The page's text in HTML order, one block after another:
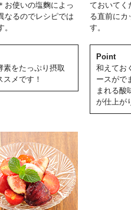
お使いの塩麴によっ
なるのでレシピでは
素をたっぷり摂取
メです！
ておいてく
る直前にカ
す。
Point
和えてお
ースがで
まれる酸
が仕上が
本棚の作り方
り赤羽
てヴァカンス